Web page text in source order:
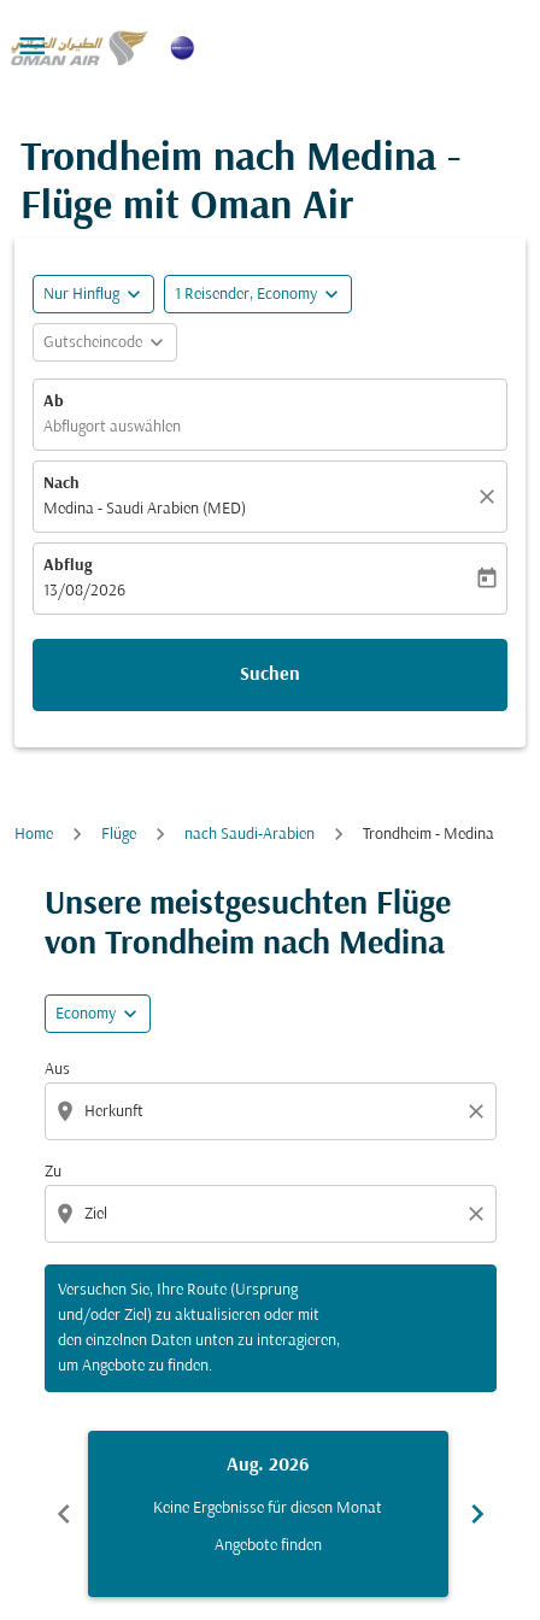

Trondheim nach Medina -
Flüge mit Oman Air
Nur Hinflug expand_more 1 Reisender, Economy expand_more
Gutscheincode expand_more
Ab
Abflugort auswählen
Nach
Medina - Saudi Arabien (MED)
close
Abflug
fc-booking-departure-date-aria-label
13/08/2026
today
Suchen
Home Flüge nach Saudi-Arabien Trondheim - Medina
Unsere meistgesuchten Flüge
von Trondheim nach Medina
Economy expand_more
Aus
location_on close
Zu
location_on close
Versuchen Sie, Ihre Route (Ursprung
und/oder Ziel) zu aktualisieren oder mit
den einzelnen Daten unten zu interagieren,
um Angebote zu finden.
Versuchen Sie, Ihre Route (Ursprung und/oder Ziel)
chevron_left
Aug. 2026
Keine Ergebnisse für diesen Monat
Angebote finden
chevron_right